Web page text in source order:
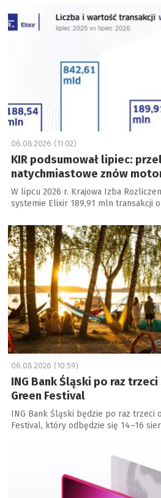
06.08.2026 (11:02)
KIR podsumował lipiec:
natychmiastowe znów
W lipcu 2026 r. Krajowa Izba
systemie Elixir 189,91 mln transakcji
a
06.08.2026 (10:59)
ING Bank Śląski po raz
Green Festival
ING Bank Śląski będzie po raz trzeci
Festival, który odbędzie się 14–16